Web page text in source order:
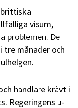
brittiska
visum,
problemen. De
månader och
handlare krävt i
Regeringens u-